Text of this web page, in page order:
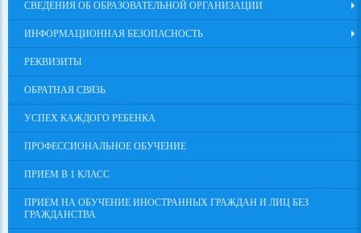
СВЕДЕНИЯ ОБ ОБРАЗОВАТЕЛЬНОЙ ОРГАНИЗАЦИИ
ИНФОРМАЦИОННАЯ БЕЗОПАСНОСТЬ
РЕКВИЗИТЫ
ОБРАТНАЯ СВЯЗЬ
УСПЕХ КАЖДОГО РЕБЕНКА
ПРОФЕССИОНАЛЬНОЕ ОБУЧЕНИЕ
ПРИЕМ В 1 КЛАСС
ПРИЕМ НА ОБУЧЕНИЕ ИНОСТРАННЫХ ГРАЖДАН И ЛИЦ БЕЗ
ГРАЖДАНСТВА